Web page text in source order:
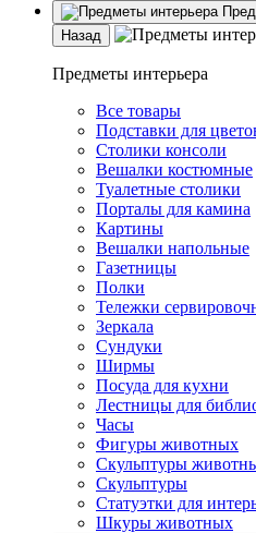
Назад
Предметы интерьера
Все товары
Подставки для
Столики консоли
Вешалки костюмные
Туалетные столики
Порталы для камина
Картины
Вешалки напольные
Газетницы
Полки
Тележки
Зеркала
Сундуки
Ширмы
Посуда для кухни
Лестницы для
Часы
Фигуры животных
Скульптуры
Скульптуры
Статуэтки для
Шкуры животных